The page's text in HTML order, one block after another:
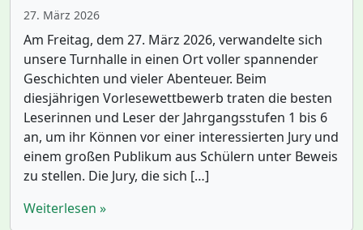
27. März 2026
Am Freitag, dem 27. März 2026, verwandelte sich
unsere Turnhalle in einen Ort voller spannender
Geschichten und vieler Abenteuer. Beim
diesjährigen Vorlesewettbewerb traten die besten
Leserinnen und Leser der Jahrgangsstufen 1 bis 6
an, um ihr Können vor einer interessierten Jury und
einem großen Publikum aus Schülern unter Beweis
zu stellen. Die Jury, die sich […]
Weiterlesen »